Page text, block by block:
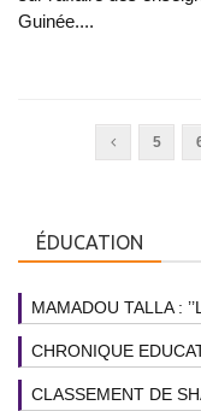
Guinée....
5
ÉDUCATION
MAMADOU TALLA :
CHRONIQUE
CLASSEMENT DE